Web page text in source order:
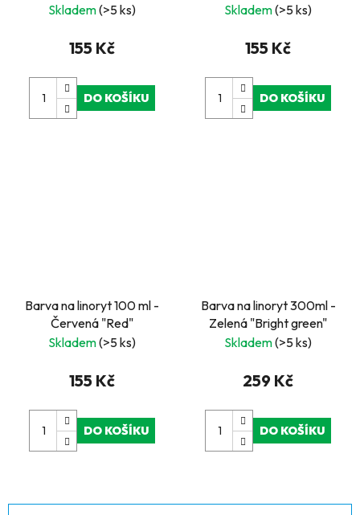
Skladem(>5 ks)
155 Kč
DO KOŠÍKU
Skladem(>5 ks)
155 Kč
DO KOŠÍKU
Barva na linoryt 100 ml -
Červená "Red"
Skladem(>5 ks)
155 Kč
DO KOŠÍKU
Barva na linoryt 300ml -
Zelená "Bright green"
Skladem(>5 ks)
259 Kč
DO KOŠÍKU